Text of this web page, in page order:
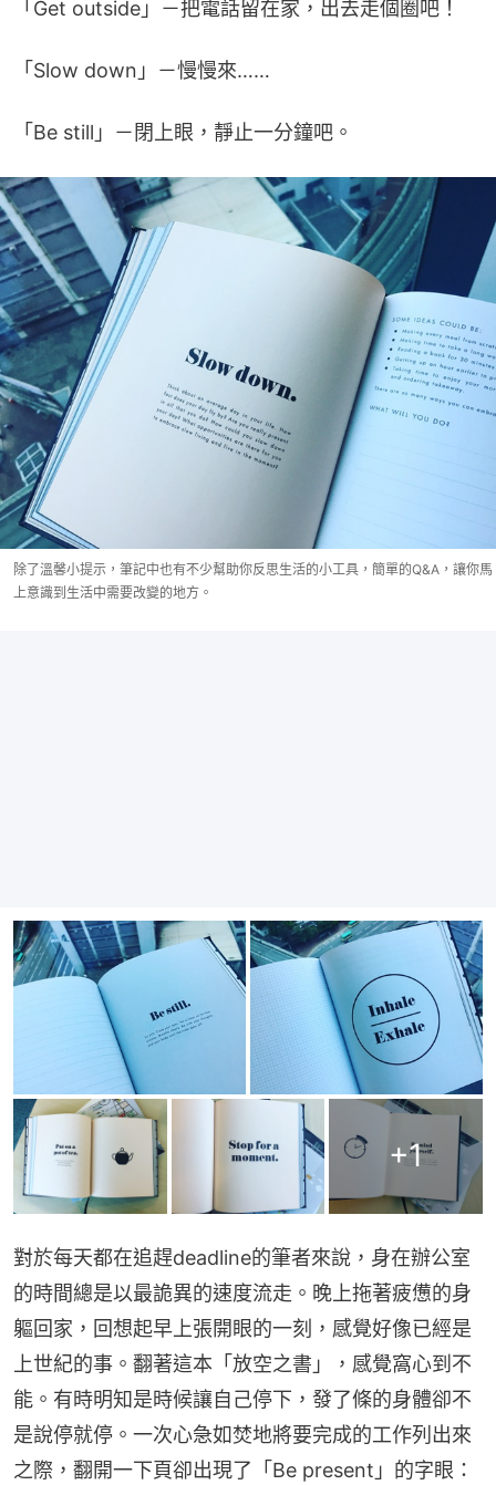
「Get outside」－把電話留在家，出去走個圈吧！
「Slow down」－慢慢來……
「Be still」－閉上眼，靜止一分鐘吧。
除了溫馨小提示，筆記中也有不少幫助你反思生活的小工具，簡單的Q&A，讓你馬
上意識到生活中需要改變的地方。
+1
對於每天都在追趕deadline的筆者來說，身在辦公室
的時間總是以最詭異的速度流走。晚上拖著疲憊的身
軀回家，回想起早上張開眼的一刻，感覺好像已經是
上世紀的事。翻著這本「放空之書」，感覺窩心到不
能。有時明知是時候讓自己停下，發了條的身體卻不
是說停就停。一次心急如焚地將要完成的工作列出來
之際，翻開一下頁卻出現了「Be present」的字眼：